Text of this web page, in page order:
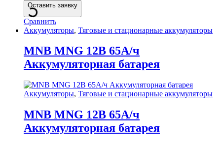
Оставить заявку
Сравнить
Аккумуляторы, Тяговые и стационарные аккумуляторы
MNB MNG 12В 65А/ч
Аккумуляторная батарея
Аккумуляторы, Тяговые и стационарные аккумуляторы
MNB MNG 12В 65А/ч
Аккумуляторная батарея